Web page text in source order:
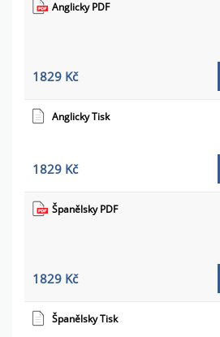
Anglicky PDF
1829 Kč
Anglicky Tisk
1829 Kč
Španělsky PDF
1829 Kč
Španělsky Tisk